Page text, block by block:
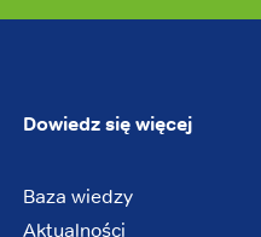
Dowiedz się więcej
Baza wiedzy
Aktualności